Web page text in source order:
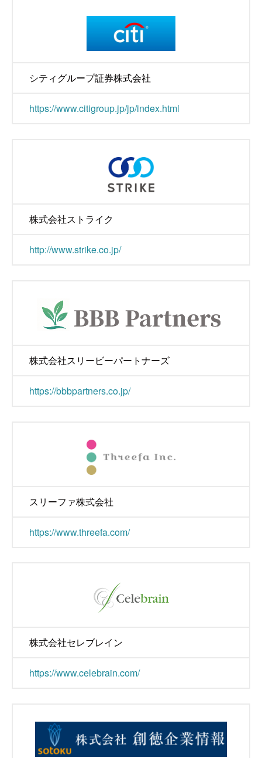
シティグループ証券株式会社
https://www.citigroup.jp/jp/index.html
株式会社ストライク
http://www.strike.co.jp/
株式会社スリービーパートナーズ
https://bbbpartners.co.jp/
スリーファ株式会社
https://www.threefa.com/
株式会社セレブレイン
https://www.celebrain.com/